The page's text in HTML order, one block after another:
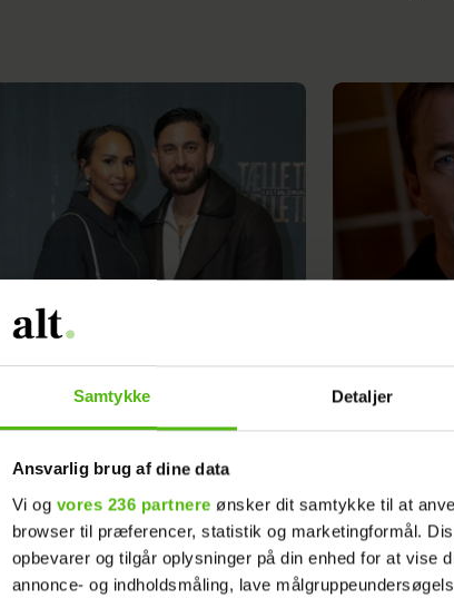
Samtykke Detaljer
Ansvarlig brug af dine data
Vi og vores 236 partnere ønsker dit samtykke til at
browser til præferencer, statistik og marketingformål.
opbevarer og tilgår oplysninger på din enhed for at vise
annonce- og indholdsmåling, lave
Arian Kashef viser sin forlovede frem
på den røde løber